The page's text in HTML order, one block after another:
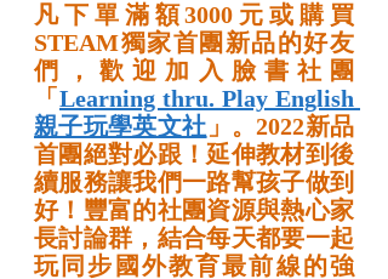
凡下單滿額3000元或購買
STEAM獨家首團新品的好友
們，歡迎加入臉書社團
「 Learning thru. Play English
親子玩學英文社 」。2022新品
首團絕對必跟！延伸教材到後
續服務讓我們一路幫孩子做到
好！豐富的社團資源與熱心家
長討論群，結合每天都要一起
玩同步國外教育最前線的強